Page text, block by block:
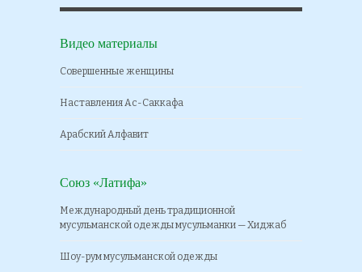
Видео материалы
Совершенные женщины
Наставления Ас-Саккафа
Арабский Алфавит
Союз «Латифа»
Международный день традиционной
мусульманской одежды мусульманки — Хиджаб
Шоу-рум мусульманской одежды